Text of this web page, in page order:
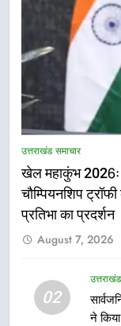
उत्तराखंड समाचार
खेल महाकुंभ 2026ः
चौम्पियनशिप
प्रतिभा का प्रदर्शन
August 7, 2026
02
ने
6